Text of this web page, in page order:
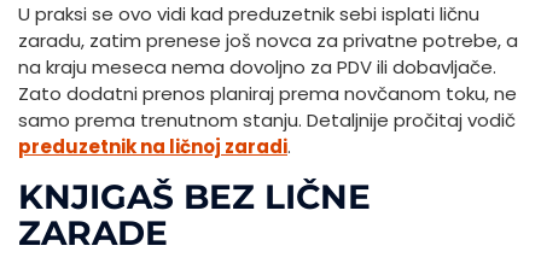
U praksi se ovo vidi kad preduzetnik sebi isplati ličnu
zaradu, zatim prenese još novca za privatne potrebe, a
na kraju meseca nema dovoljno za PDV ili dobavljače.
Zato dodatni prenos planiraj prema novčanom toku, ne
samo prema trenutnom stanju. Detaljnije pročitaj vodič
preduzetnik na ličnoj zaradi.
KNJIGAŠ BEZ LIČNE
ZARADE